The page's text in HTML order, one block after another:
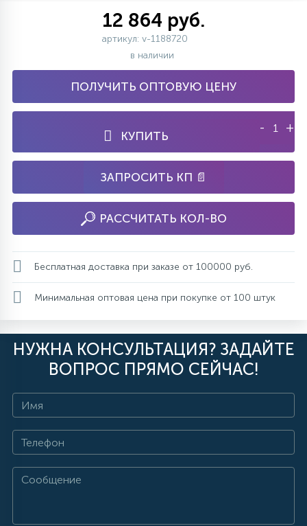
12 864 руб.
артикул: v-1188720
в наличии
ПОЛУЧИТЬ ОПТОВУЮ ЦЕНУ
КУПИТЬ
- +
ЗАПРОСИТЬ КП 📄
РАССЧИТАТЬ КОЛ-ВО
Бесплатная доставка при заказе от 100000 руб.
Минимальная оптовая цена при покупке от 100 штук
НУЖНА КОНСУЛЬТАЦИЯ? ЗАДАЙТЕ
ВОПРОС ПРЯМО СЕЙЧАС!